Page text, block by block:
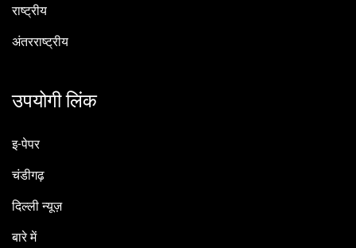
राष्ट्रीय
अंतरराष्ट्रीय
उपयोगी लिंक
इ-पेपर
चंडीगढ़
दिल्ली न्यूज़
बारे में